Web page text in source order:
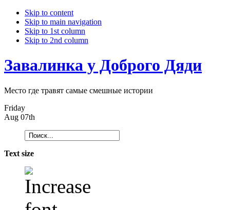
Skip to content
Skip to main navigation
Skip to 1st column
Skip to 2nd column
Завалинка у Доброго Дяди
Место где травят самые смешные истории
Friday
Aug 07th
Text size